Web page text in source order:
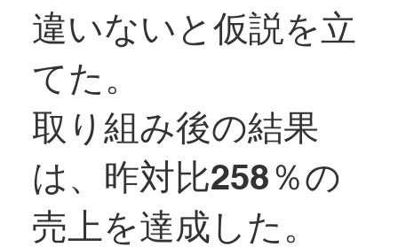
違いないと仮説を立
てた。
取り組み後の結果
は、昨対比258％の
売上を達成した。